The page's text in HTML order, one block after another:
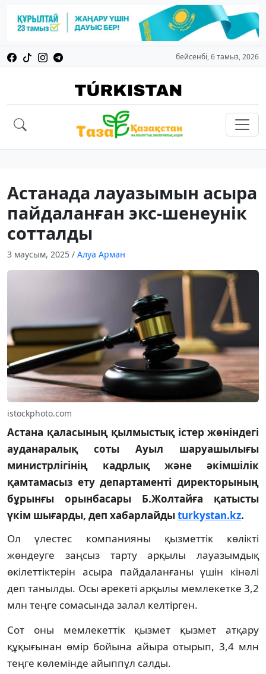
бейсенбі, 6 тамыз, 2026
Астанада лауазымын асыра
пайдаланған экс-шенеунік
сотталды
3 маусым, 2025 / Алуа Арман
istockphoto.com
Астана қаласының қылмыстық істер жөніндегі
ауданаралық соты Ауыл шаруашылығы
министрлігінің кадрлық және әкімшілік
қамтамасыз ету департаменті директорының
бұрынғы орынбасары Б.Жолтайға қатысты
үкім шығарды, деп хабарлайдыturkystan.kz.
Ол үлестес компанияны қызметтік көлікті
жөндеуге заңсыз тарту арқылы лауазымдық
өкілеттіктерін асыра пайдаланғаны үшін кінәлі
деп танылды. Осы әрекеті арқылы мемлекетке 3,2
млн теңге сомасында залал келтірген.
Сот оны мемлекеттік қызмет қызмет атқару
құқығынан өмір бойына айыра отырып, 3,4 млн
теңге көлемінде айыппұл салды.